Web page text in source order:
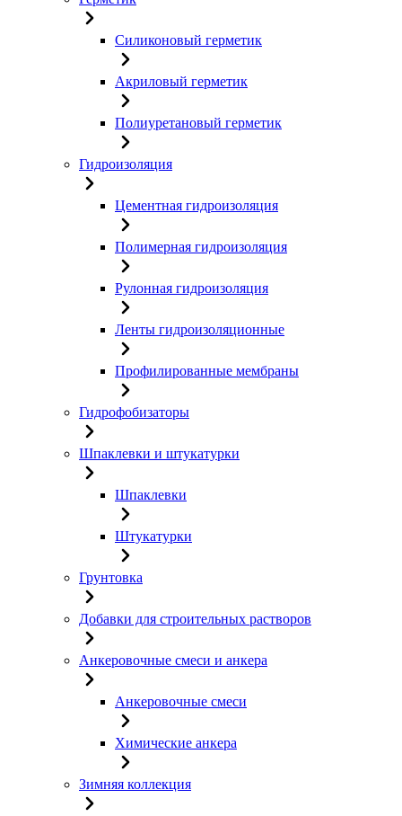
Силиконовый герметик
Акриловый герметик
Полиуретановый герметик
Гидроизоляция
Цементная гидроизоляция
Полимерная гидроизоляция
Рулонная гидроизоляция
Ленты гидроизоляционные
Профилированные мембраны
Гидрофобизаторы
Шпаклевки и штукатурки
Шпаклевки
Штукатурки
Грунтовка
Добавки для строительных растворов
Анкеровочные смеси и анкера
Анкеровочные смеси
Химические анкера
Зимняя коллекция